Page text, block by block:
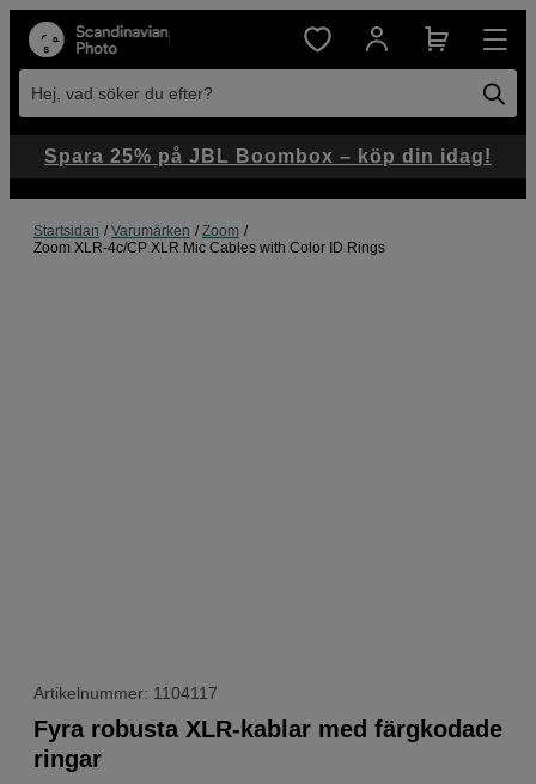
Hej, vad söker du efter?
Startsidan Varumärken
Zoom
Zoom XLR-4c/CP XLR Mic Cables with Color ID Rings
Artikelnummer: 1104117
Fyra robusta XLR-kablar med färgkodade
ringar
Spara 25% på JBL Boombox – köp din idag!